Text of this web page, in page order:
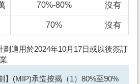
70%-80% 沒有
70% 沒有
適用於2024年10月17日或以後簽訂
】(MIP)承造按揭（1）80%至90%